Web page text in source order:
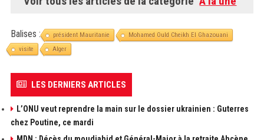
Balises : président Mauritanie
Mohamed Ould Cheikh El Ghazouani
visite
Alger
LES DERNIERS ARTICLES
L’ONU veut reprendre la main sur le dossier ukrainien : Guterres
chez Poutine, ce mardi